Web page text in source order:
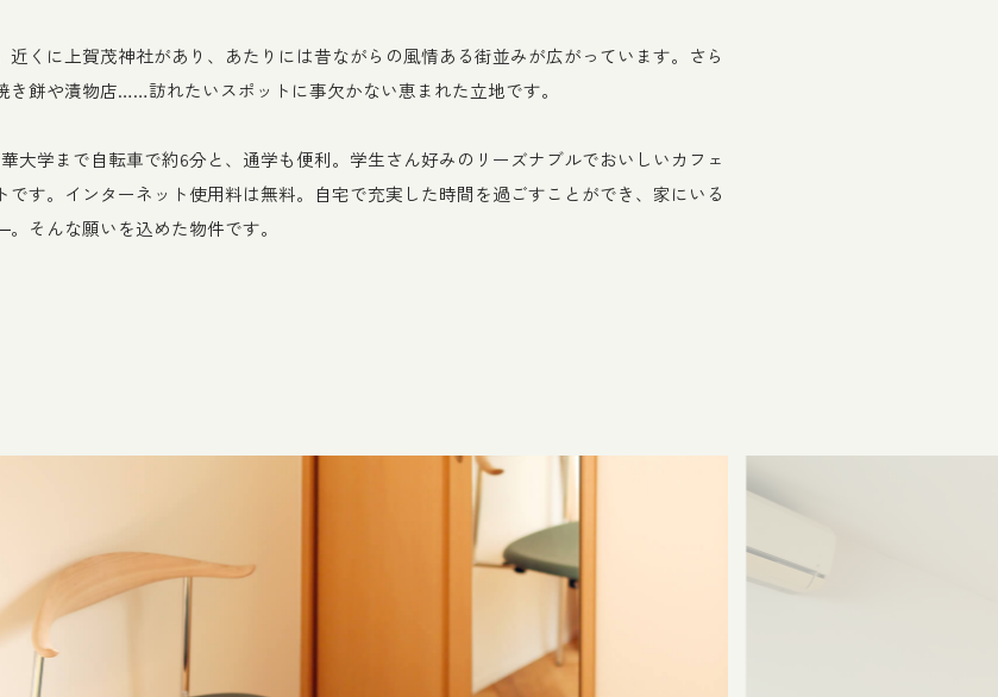
くに上賀茂神社があり、あたりには昔ながらの風情ある街並みが広がっています。さら
餅や漬物店……訪れたいスポットに事欠かない恵まれた立地です。
大学まで自転車で約6分と、通学も便利。学生さん好みのリーズナブルでおいしいカフェ
す。インターネット使用料は無料。自宅で充実した時間を過ごすことができ、家にいる
そんな願いを込めた物件です。